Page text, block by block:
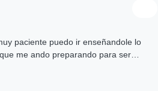
paciente puedo ir enseñandole lo
me ando preparando para ser